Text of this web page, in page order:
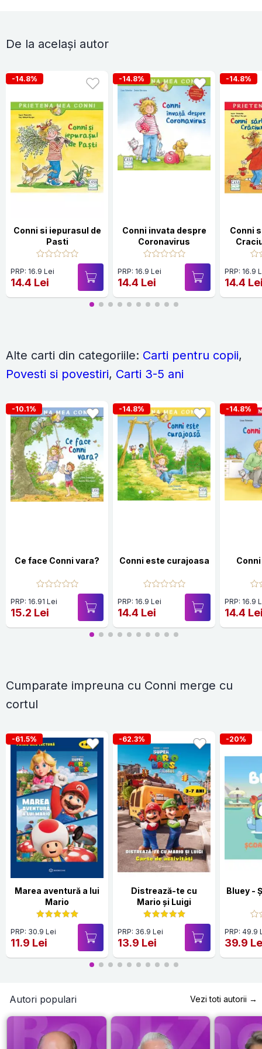
De la același autor
-14.8%
Conni si iepurasul de
Pasti
PRP: 16.9 Lei
14.4 Lei
-14.8%
Conni invata despre
Coronavirus
PRP: 16.9 Lei
14.4 Lei
-14.8%
Conni
PRP: 16.9
14.4
Alte carti din categoriile: Carti pentru copii,
Povesti si povestiri, Carti 3-5 ani
-10.1%
Ce face Conni vara?
PRP: 16.91 Lei
15.2 Lei
-14.8%
Conni este curajoasa
PRP: 16.9 Lei
14.4 Lei
-14.8%
PRP: 16.9
14.4
Cumparate impreuna cu Conni merge cu
cortul
-61.5%
Marea aventură a lui
Mario
PRP: 30.9 Lei
11.9 Lei
-62.3%
Distrează-te cu
Mario și Luigi
PRP: 36.9 Lei
13.9 Lei
-20%
Bluey -
PRP: 49.9
39.9
Autori populari Vezi toti autorii →